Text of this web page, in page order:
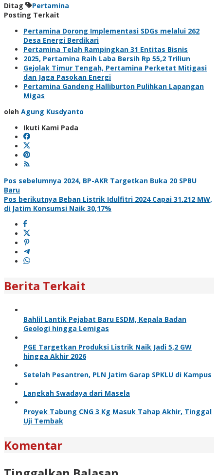
Ditag
Pertamina
Posting Terkait
Pertamina Dorong Implementasi SDGs melalui 262
Desa Energi Berdikari
Pertamina Telah Rampingkan 31 Entitas Bisnis
2025, Pertamina Raih Laba Bersih Rp 55,2 Triliun
Gejolak Timur Tengah, Pertamina Perketat Mitigasi
dan Jaga Pasokan Energi
Pertamina Gandeng Halliburton Pulihkan Lapangan
Migas
oleh Agung Kusdyanto
Ikuti Kami Pada
Navigasi
pos
Pos sebelumnya 2024, BP-AKR Targetkan Buka 20 SPBU
Baru
Pos berikutnya Beban Listrik Idulfitri 2024 Capai 31.212 MW,
di Jatim Konsumsi Naik 30,17%
Berita Terkait
Bahlil Lantik Pejabat Baru ESDM, Kepala Badan
Geologi hingga Lemigas
PGE Targetkan Produksi Listrik Naik Jadi 5,2 GW
hingga Akhir 2026
Setelah Pesantren, PLN Jatim Garap SPKLU di Kampus
Langkah Swadaya dari Masela
Proyek Tabung CNG 3 Kg Masuk Tahap Akhir, Tinggal
Uji Tembak
Komentar